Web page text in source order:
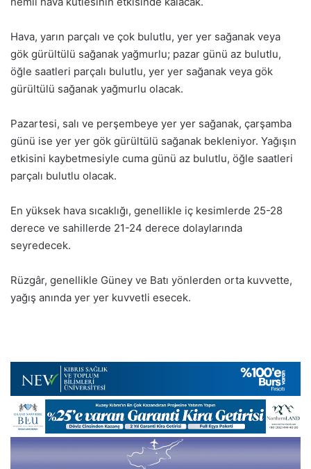
Hava, yarın parçalı ve çok bulutlu, yer yer sağanak veya
gök gürültülü sağanak yağmurlu; pazar günü az bulutlu,
öğle saatleri parçalı bulutlu, yer yer sağanak veya gök
gürültülü sağanak yağmurlu olacak.
Pazartesi, salı ve perşembeye yer yer sağanak, çarşamba
günü ise yer yer gök gürültülü sağanak bekleniyor. Yağışın
etkisini kaybetmesiyle cuma günü az bulutlu, öğle saatleri
parçalı bulutlu olacak.
En yüksek hava sıcaklığı, genellikle iç kesimlerde 25-28
derece ve sahillerde 21-24 derece dolaylarında
seyredecek.
Rüzgâr, genellikle Güney ve Batı yönlerden orta kuvvette,
yağış anında yer yer kuvvetli esecek.